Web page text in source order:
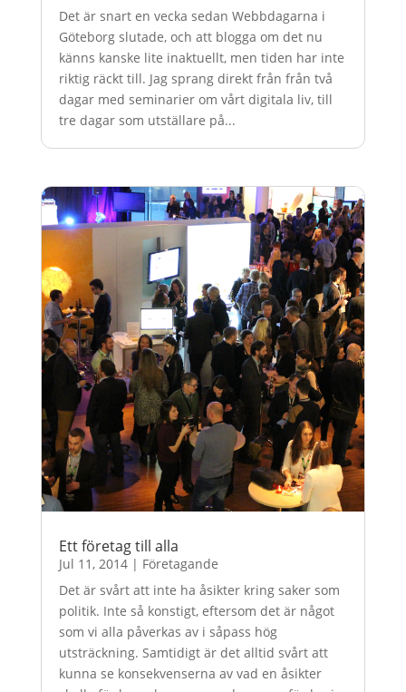
Det är snart en vecka sedan Webbdagarna i
Göteborg slutade, och att blogga om det nu
känns kanske lite inaktuellt, men tiden har inte
riktig räckt till. Jag sprang direkt från från två
dagar med seminarier om vårt digitala liv, till
tre dagar som utställare på...
Ett företag till alla
Jul 11, 2014| Företagande
Det är svårt att inte ha åsikter kring saker som
politik. Inte så konstigt, eftersom det är något
som vi alla påverkas av i såpass hög
utsträckning. Samtidigt är det alltid svårt att
kunna se konsekvenserna av vad en åsikter